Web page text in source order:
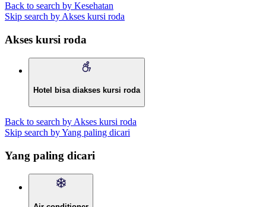
Back to search by Kesehatan
Skip search by Akses kursi roda
Akses kursi roda
Hotel bisa diakses kursi roda
Back to search by Akses kursi roda
Skip search by Yang paling dicari
Yang paling dicari